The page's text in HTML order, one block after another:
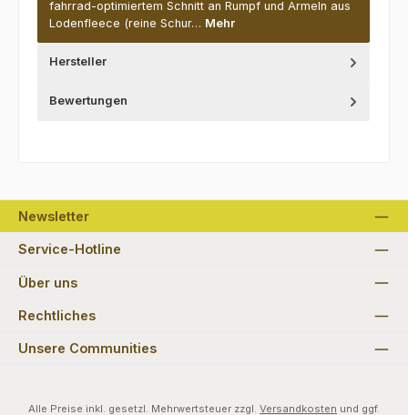
fahrrad-optimiertem Schnitt an Rumpf und Ärmeln aus
Lodenfleece (reine Schur… Mehr
Hersteller
Bewertungen
Newsletter
Service-Hotline
Über uns
Rechtliches
Unsere Communities
Alle Preise inkl. gesetzl. Mehrwertsteuer zzgl. Versandkosten und ggf.